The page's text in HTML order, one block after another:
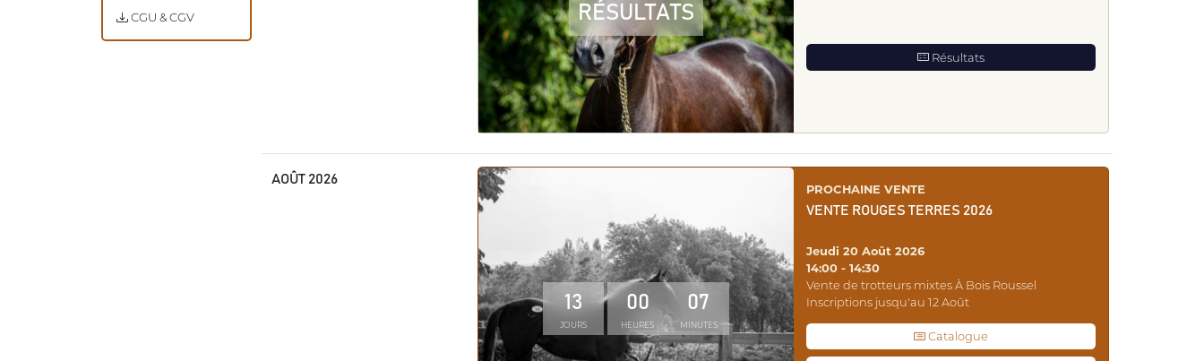
RÉSULTATS
Résultats
AOÛT 2026
13
JOURS
00
HEURES
07
MINUTES
PROCHAINE VENTE
VENTE ROUGES TERRES 2026
Jeudi 20 Août 2026
14:00 - 14:30
Vente de trotteurs mixtes À Bois Roussel
Inscriptions jusqu'au 12 Août
Catalogue
CGU & CGV